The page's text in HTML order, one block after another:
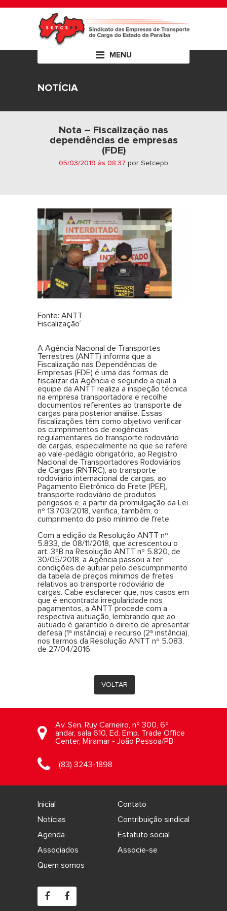
MENU
NOTÍCIA
Nota – Fiscalização nas
dependências de empresas
(FDE)
05/03/2019 às 08:37 por Setcepb
Fonte: ANTT
Fiscalização´
A Agência Nacional de Transportes
Terrestres (ANTT) informa que a
Fiscalização nas Dependências de
Empresas (FDE) é uma das formas de
fiscalizar da Agência e segundo a qual a
equipe da ANTT realiza a inspeção técnica
na empresa transportadora e recolhe
documentos referentes ao transporte de
cargas para posterior análise. Essas
fiscalizações têm como objetivo verificar
os cumprimentos de exigências
regulamentares do transporte rodoviário
de cargas, especialmente no que se refere
ao vale-pedágio obrigatório, ao Registro
Nacional de Transportadores Rodoviários
de Cargas (RNTRC), ao transporte
rodoviário internacional de cargas, ao
Pagamento Eletrônico do Frete (PEF),
transporte rodoviário de produtos
perigosos e, a partir da promulgação da Lei
nº 13.703/2018, verifica, também, o
cumprimento do piso mínimo de frete.
Com a edição da Resolução ANTT nº
5.833, de 08/11/2018, que acrescentou o
art. 3ºB na Resolução ANTT nº 5.820, de
30/05/2018, a Agência passou a ter
condições de autuar pelo descumprimento
da tabela de preços mínimos de fretes
relativos ao transporte rodoviário de
cargas. Cabe esclarecer que, nos casos em
que é encontrada irregularidade nos
pagamentos, a ANTT procede com a
respectiva autuação, lembrando que ao
autuado é garantido o direito de apresentar
defesa (1ª instância) e recurso (2ª instância),
nos termos da Resolução ANTT nº 5.083,
de 27/04/2016.
VOLTAR
Av. Sen. Ruy Carneiro, nº 300, 6º
andar, sala 610, Ed. Emp. Trade Office
Center, Miramar - João Pessoa/PB
(83) 3243-1898
Inicial
Notícias
Agenda
Associados
Quem somos
Contato
Contribuição sindical
Estatuto social
Associe-se